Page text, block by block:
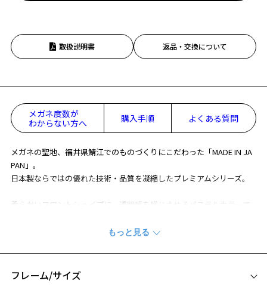
取扱説明書 返品・交換について
メガネ度数が
わからない方へ
購入手順 よくある質問
メガネの聖地、福井県鯖江でのものづくりにこだわった「MADE IN JA
PAN」。
日本製ならではの優れた技術・品質を凝縮したプレミアムシリーズ。
柔らかいフロントシェイプに、透明感を感じさせるパステルカラーで
テンプルエンドに七宝を施し、ワンポイントカラーがアクセントのチ
※柄や色味の出方に個体差があり、画像と異なる場合がございます。
※この商品は一部店舗で販売している商品になります。
フレーム/サイズ